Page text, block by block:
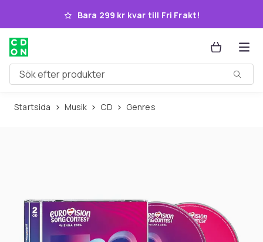
Hoppa till huvudinnehållet
Bara 299 kr kvar till Fri Frakt!
Sök efter produkter
Startsida Musik CD Genres